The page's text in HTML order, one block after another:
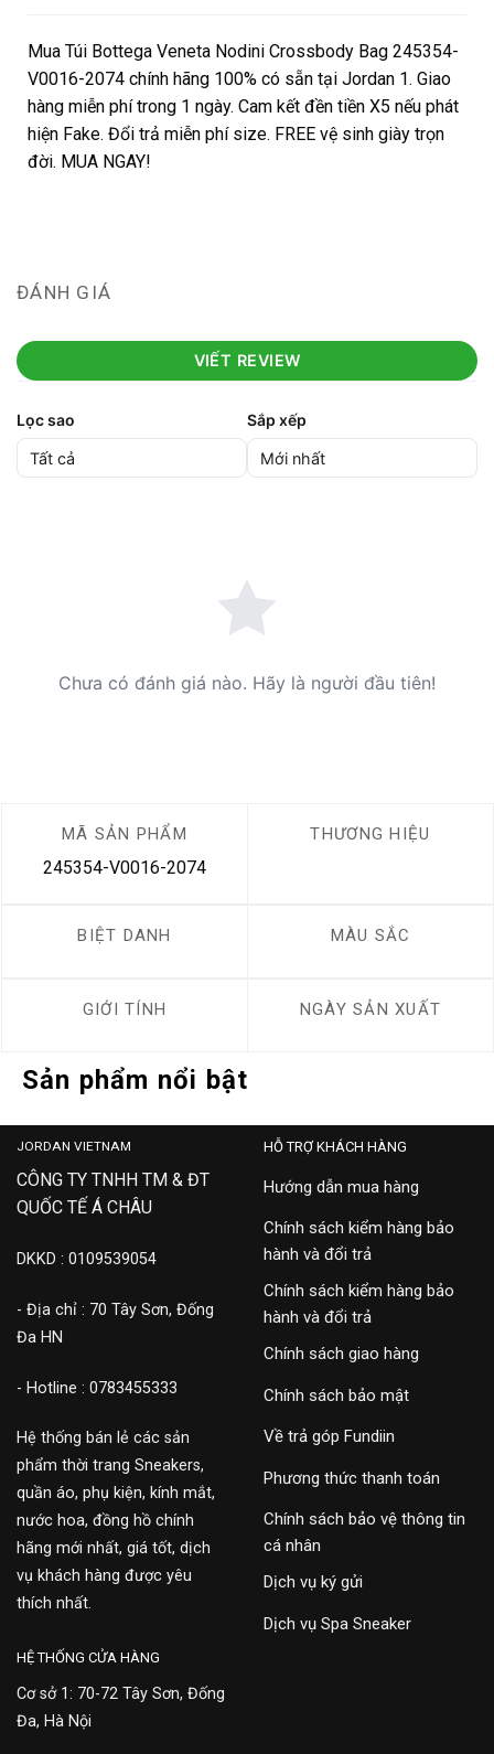
Mua Túi Bottega Veneta Nodini Crossbody Bag 245354-
V0016-2074 chính hãng 100% có sẵn tại Jordan 1. Giao
hàng miễn phí trong 1 ngày. Cam kết đền tiền X5 nếu phát
hiện Fake. Đổi trả miễn phí size. FREE vệ sinh giày trọn
đời. MUA NGAY!
ĐÁNH GIÁ
VIẾT REVIEW
Lọc sao Sắp xếp
Chưa có đánh giá nào. Hãy là người đầu tiên!
MÃ SẢN PHẨM
245354-V0016-2074
THƯƠNG HIỆU
BIỆT DANH MÀU SẮC
GIỚI TÍNH NGÀY SẢN XUẤT
Sản phẩm nổi bật
JORDAN VIETNAM
CÔNG TY TNHH TM & ĐT
QUỐC TẾ Á CHÂU
DKKD : 0109539054
- Địa chỉ : 70 Tây Sơn, Đống
Đa HN
- Hotline : 0783455333
Hệ thống bán lẻ các sản
phẩm thời trang Sneakers,
quần áo, phụ kiện, kính mắt,
nước hoa, đồng hồ chính
hãng mới nhất, giá tốt, dịch
vụ khách hàng được yêu
thích nhất.
HỖ TRỢ KHÁCH HÀNG
Hướng dẫn mua hàng
Chính sách kiểm hàng bảo
hành và đổi trả
Chính sách kiểm hàng bảo
hành và đổi trả
Chính sách giao hàng
Chính sách bảo mật
Về trả góp Fundiin
Phương thức thanh toán
Chính sách bảo vệ thông tin
cá nhân
Dịch vụ ký gửi
Dịch vụ Spa Sneaker
HỆ THỐNG CỬA HÀNG
Cơ sở 1: 70-72 Tây Sơn, Đống
Đa, Hà Nội